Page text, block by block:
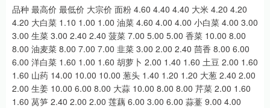
品种 最高价 最低价 大宗价 面粉 4.60 4.40 4.40 大米 4.20 4.20
4.20 大白菜 1.10 1.00 1.00 油菜 4.60 4.00 4.00 小白菜 4.00 3.00
3.00 生菜 3.00 2.40 2.40 菠菜 7.00 5.00 5.00 香菜 10.00 8.00
8.00 油麦菜 8.00 7.00 7.00 韭菜 3.00 2.00 2.40 茴香 8.00 6.00
6.00 洋白菜 1.60 1.00 1.60 胡萝卜 2.00 1.40 1.60 土豆 2.00 1.60
1.60 山药 14.00 10.00 10.00 葱头 1.40 1.20 1.20 大葱 2.40 2.00
2.00 生姜 10.00 6.00 8.00 大蒜 10.00 8.00 8.00 芹菜 2.00 1.60
1.60 莴笋 2.40 2.00 2.00 莲藕 6.00 3.00 6.00 蒜薹 9.00 4.00